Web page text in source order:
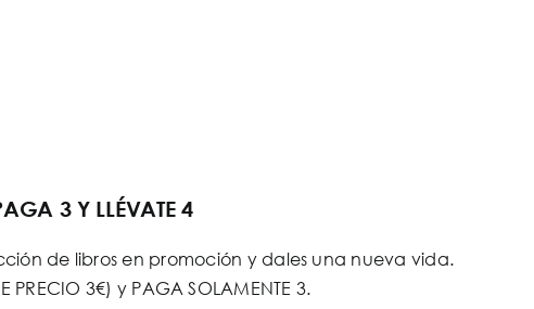
3 Y LLÉVATE 4
de libros en promoción y dales una nueva vida.
PRECIO 3€) y PAGA SOLAMENTE 3.